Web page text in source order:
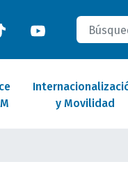
Buscar
y Movilidad